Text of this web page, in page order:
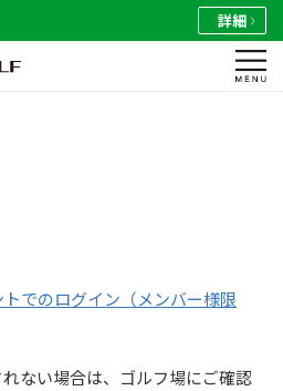
詳細
でのログイン（メンバー様限
ない場合は、ゴルフ場にご確認